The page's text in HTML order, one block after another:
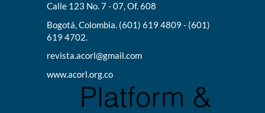
Calle 123 No. 7 - 07, Of. 608
Bogotá, Colombia. (601) 619 4809 - (601)
619 4702.
revista.acorl@gmail.com
www.acorl.org.co